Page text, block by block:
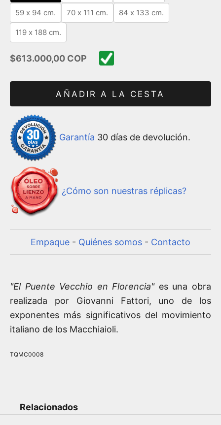
59 x 94 cm. 70 x 111 cm. 84 x 133 cm.
119 x 188 cm.
Precio de oferta
$613.000,00 COP
AÑADIR A LA CESTA
Garantía 30 días de devolución.
¿Cómo son nuestras réplicas?
Empaque - Quiénes somos - Contacto
"El Puente Vecchio en Florencia"es una obra
realizada por Giovanni Fattori, uno de los
exponentes más significativos del movimiento
italiano de los Macchiaioli.
TQMC0008
Relacionados